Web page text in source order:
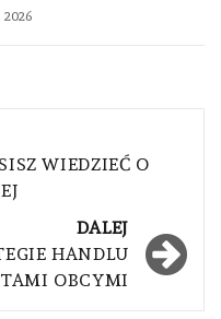
2026
WIEDZIEĆ O
DALEJ
HANDLU
OBCYMI